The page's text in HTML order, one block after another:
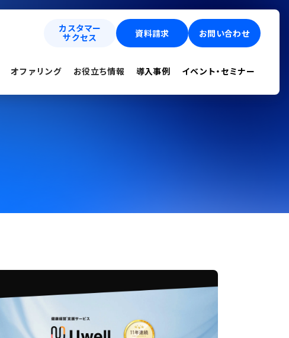
オファリング お役立ち情報 導入事例 イベント・セミナー
カスタマー
サクセス
資料請求 お問い合わせ